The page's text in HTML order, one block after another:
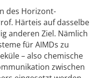
des Horizont-
Härteis auf dasselbe
anderen Ziel. Nämlich
für AIMDs zu
– also chemische
zwischen